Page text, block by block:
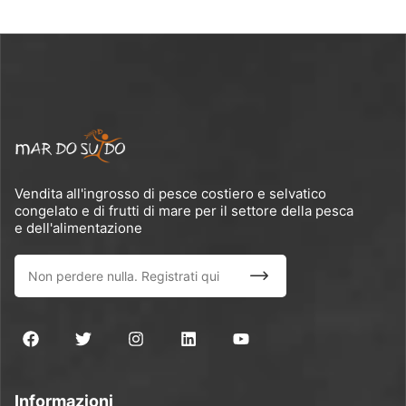
Vendita all'ingrosso di pesce costiero e selvatico
congelato e di frutti di mare per il settore della pesca
e dell'alimentazione
Informazioni